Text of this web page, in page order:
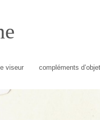
viseur compléments